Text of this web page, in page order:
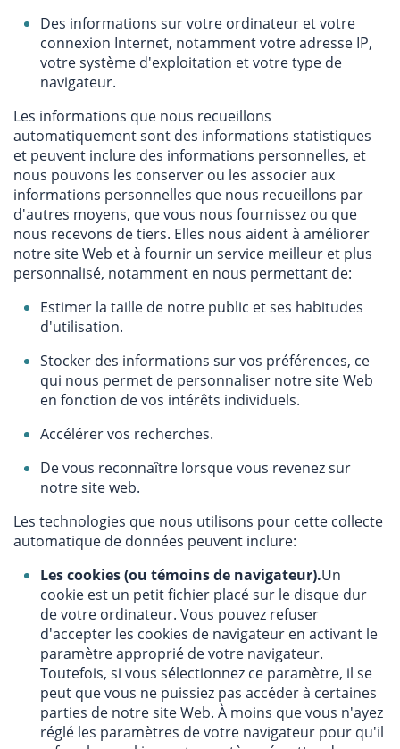
Des informations sur votre ordinateur et votre
connexion Internet, notamment votre adresse IP,
votre système d'exploitation et votre type de
navigateur.
Les informations que nous recueillons
automatiquement sont des informations statistiques
et peuvent inclure des informations personnelles, et
nous pouvons les conserver ou les associer aux
informations personnelles que nous recueillons par
d'autres moyens, que vous nous fournissez ou que
nous recevons de tiers. Elles nous aident à améliorer
notre site Web et à fournir un service meilleur et plus
personnalisé, notamment en nous permettant de:
Estimer la taille de notre public et ses habitudes
d'utilisation.
Stocker des informations sur vos préférences, ce
qui nous permet de personnaliser notre site Web
en fonction de vos intérêts individuels.
Accélérer vos recherches.
De vous reconnaître lorsque vous revenez sur
notre site web.
Les technologies que nous utilisons pour cette collecte
automatique de données peuvent inclure:
Les cookies (ou témoins de navigateur).Un
cookie est un petit fichier placé sur le disque dur
de votre ordinateur. Vous pouvez refuser
d'accepter les cookies de navigateur en activant le
paramètre approprié de votre navigateur.
Toutefois, si vous sélectionnez ce paramètre, il se
peut que vous ne puissiez pas accéder à certaines
parties de notre site Web. À moins que vous n'ayez
réglé les paramètres de votre navigateur pour qu'il